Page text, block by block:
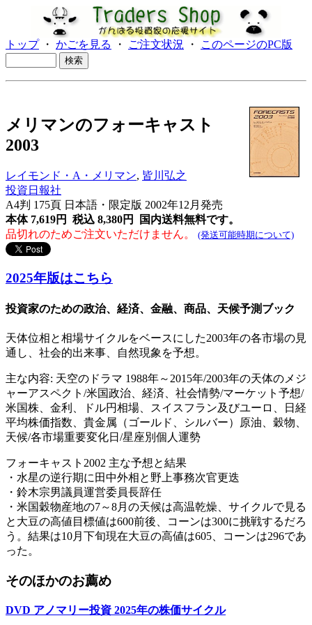
トップ・ かごを見る ・ ご注文状況 ・ このページのPC版
メリマンのフォーキャスト
2003
レイモンド・A・メリマン, 皆川弘之
投資日報社
A4判 175頁 日本語・限定版 2002年12月発売
本体 7,619円 税込 8,380円
国内送料無料です。
品切れのためご注文いただけません。
(発送可能時期について)
2025年版はこちら
投資家のための政治、経済、金融、商品、天候予測ブック
天体位相と相場サイクルをベースにした2003年の各市場の見
通し、社会的出来事、自然現象を予想。
主な内容: 天空のドラマ 1988年～2015年/2003年の天体のメジ
ャーアスペクト/米国政治、経済、社会情勢/マーケット予想/
米国株、金利、ドル円相場、スイスフラン及びユーロ、日経
平均株価指数、貴金属（ゴールド、シルバー）原油、穀物、
天候/各市場重要変化日/星座別個人運勢
フォーキャスト2002 主な予想と結果
・水星の逆行期に田中外相と野上事務次官更迭
・鈴木宗男議員運営委員長辞任
・米国穀物産地の7～8月の天候は高温乾燥、サイクルで見る
と大豆の高値目標値は600前後、コーンは300に挑戦するだろ
う。結果は10月下旬現在大豆の高値は605、コーンは296であ
った。
そのほかのお薦め
DVD アノマリー投資 2025年の株価サイクル